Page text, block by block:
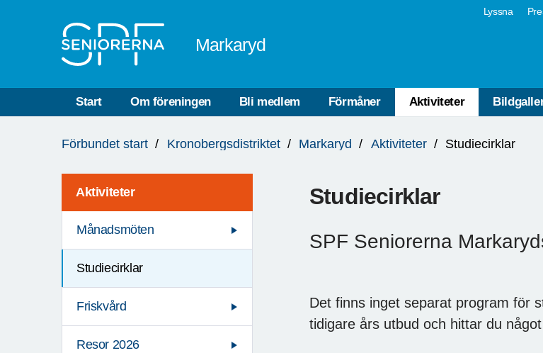
Lyssna
Markaryd
Start Om föreningen Bli medlem Förmåner Aktiviteter
är
Förbundet start Kronobergsdistriktet Markaryd Aktiviteter Studiecirklar
Aktiviteter
Månadsmöten
Studiecirklar
Friskvård
Resor 2026
Studiecirklar
SPF Seniorerna
Det finns inget separat program för
tidigare års utbud och hittar du